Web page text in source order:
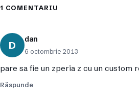
1 COMENTARIU
D dan
6 octombrie 2013
pare sa fie un zperia z cu un custom
Răspunde